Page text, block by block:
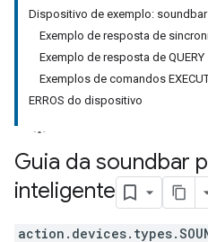
Dispositivo de exemplo:
Exemplo de resposta de
Exemplo de resposta de QUERY
Exemplos de comandos
ERROS do dispositivo
Guia da soundbar
inteligente